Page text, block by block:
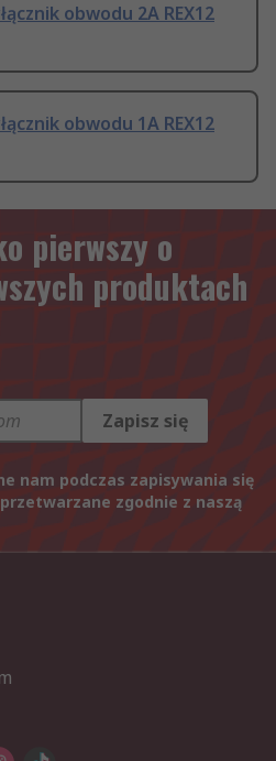
obwodu 2A REX12
obwodu 1A REX12
pierwszy o
produktach
Zapisz się
nam podczas zapisywania się
zgodnie z naszą